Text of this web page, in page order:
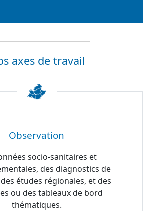
axes de travail
Observation
socio-sanitaires et
des diagnostics de
études régionales, et des
ou des tableaux de bord
thématiques.